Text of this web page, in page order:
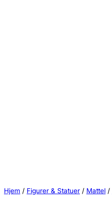
Hjem / Figurer & Statuer / Mattel /